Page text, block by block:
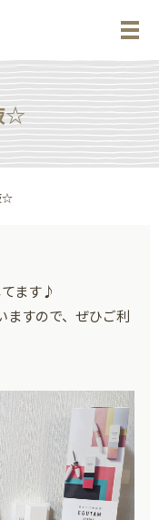
メ
☆
☆
ます♪
ますので、ぜひご利